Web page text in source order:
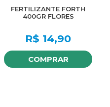
FERTILIZANTE FORTH
400GR FLORES
R$ 14,90
COMPRAR